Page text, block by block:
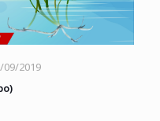
09/2019